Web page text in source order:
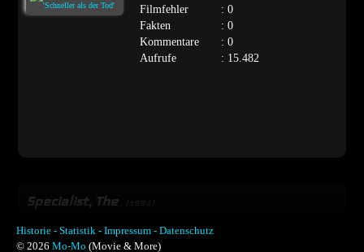
Filmfehler
: 0
Fakten
: 0
Kommentare
: 0
Aufrufe
: 15.482
Specialist, The
Historie - Statistik - Impressum - Datenschutz
© 2026 Mo-Mo (Movie & More)